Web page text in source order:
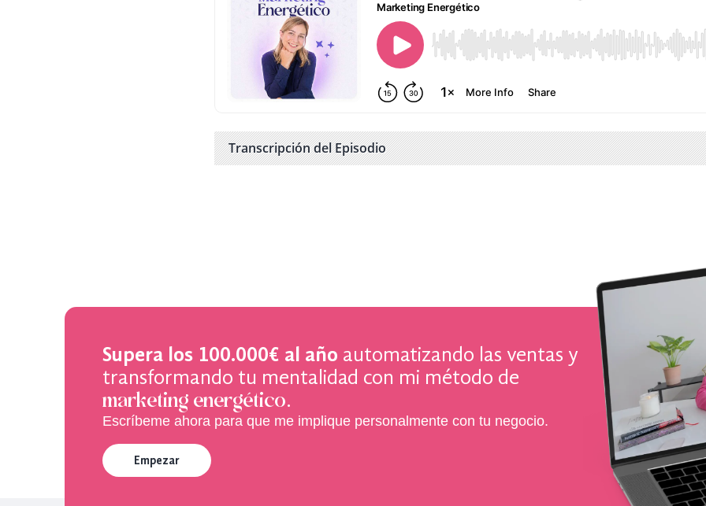
Transcripción del Episodio
Supera los 100.000€ al año automatizando las ventas y
transformando tu mentalidad con mi método de
marketing energético.
Escríbeme ahora para que me implique personalmente con tu negocio.
Empezar